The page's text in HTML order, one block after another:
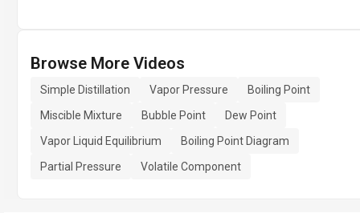
Browse More Videos
Simple Distillation Vapor Pressure
Boiling Point
Miscible Mixture
Bubble Point
Dew Point
Vapor Liquid Equilibrium
Boiling Point Diagram
Partial Pressure
Volatile Component